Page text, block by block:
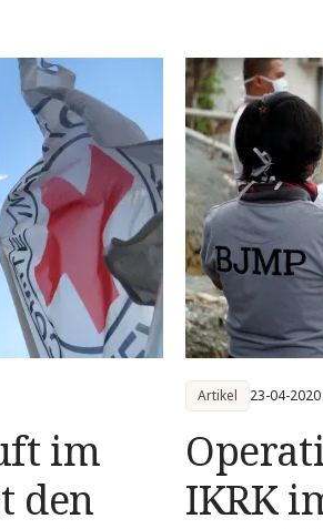
im
den
IKRK
Artikel 23-04-2020